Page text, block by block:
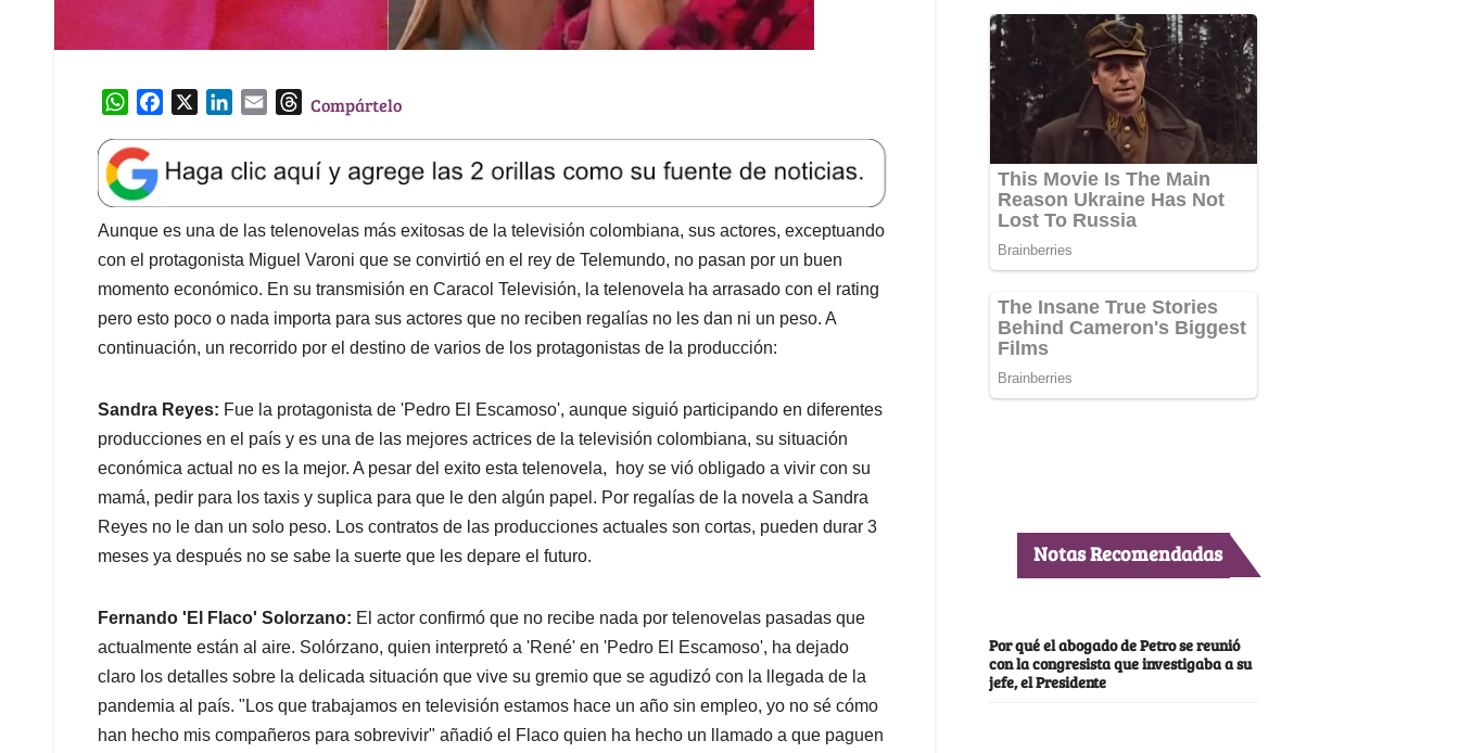
W
a
t
s
A
p
p
e
b
o
o
k
k
e
d
I
n
l
T
e
a
d
s
Compártelo
Aunque es una de las telenovelas más exitosas de la televisión colombiana, sus actores, exceptuando
con el protagonista Miguel Varoni que se convirtió en el rey de Telemundo, no pasan por un buen
momento económico. En su transmisión en Caracol Televisión, la telenovela ha arrasado con el rating
pero esto poco o nada importa para sus actores que no reciben regalías no les dan ni un peso. A
continuación, un recorrido por el destino de varios de los protagonistas de la producción:
Sandra Reyes: Fue la protagonista de 'Pedro El Escamoso', aunque siguió participando en diferentes
producciones en el país y es una de las mejores actrices de la televisión colombiana, su situación
económica actual no es la mejor. A pesar del exito esta telenovela, hoy se vió obligado a vivir con su
mamá, pedir para los taxis y suplica para que le den algún papel. Por regalías de la novela a Sandra
Reyes no le dan un solo peso. Los contratos de las producciones actuales son cortas, pueden durar 3
meses ya después no se sabe la suerte que les depare el futuro.
Fernando 'El Flaco' Solorzano: El actor confirmó que no recibe nada por telenovelas pasadas que
actualmente están al aire. Solórzano, quien interpretó a 'René' en 'Pedro El Escamoso', ha dejado
claro los detalles sobre la delicada situación que vive su gremio que se agudizó con la llegada de la
pandemia al país. "Los que trabajamos en televisión estamos hace un año sin empleo, yo no sé cómo
han hecho mis compañeros para sobrevivir" añadió el Flaco quien ha hecho un llamado a que paguen
Notas Recomendadas
Por qué el abogado de Petro se reunió
con la congresista que investigaba a su
jefe, el Presidente